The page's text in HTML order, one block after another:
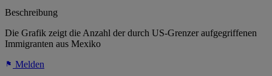
Beschreibung
Die Grafik zeigt die Anzahl der durch US-Grenzer aufgegriffenen
Immigranten aus Mexiko
Melden